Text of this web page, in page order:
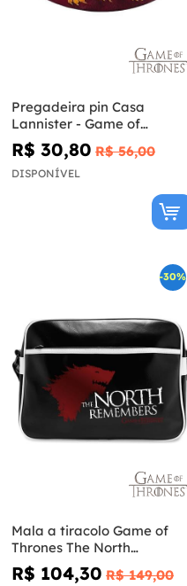
Pregadeira pin Casa
Lannister - Game of
Thrones
R$ 30,80 R$ 56,00
DISPONÍVEL
-30%
Mala a tiracolo Game of
Thrones The North
Remembers
R$ 104,30 R$ 149,00